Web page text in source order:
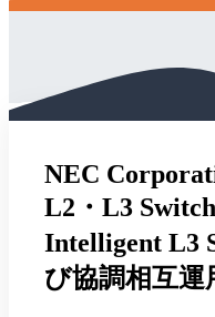
NEC
L2・L3
Intelligent L3
び協調相互運